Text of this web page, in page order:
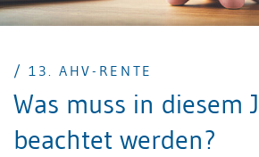
/ 13. AHV-RENTE
Was muss in diesem
beachtet werden?